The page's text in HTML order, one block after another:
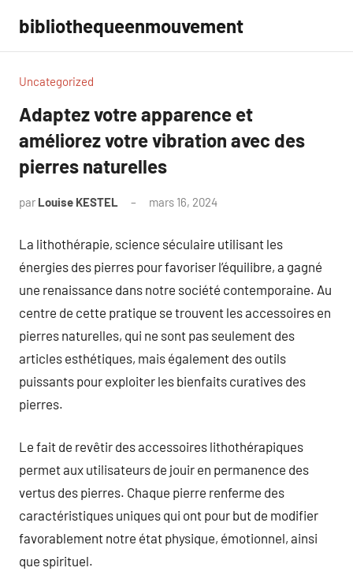
contenu
bibliothequeenmouvement
Uncategorized
Adaptez votre apparence et
améliorez votre vibration avec des
pierres naturelles
par Louise KESTEL mars 16, 2024
La lithothérapie, science séculaire utilisant les
énergies des pierres pour favoriser l’équilibre, a gagné
une renaissance dans notre société contemporaine. Au
centre de cette pratique se trouvent les accessoires en
pierres naturelles, qui ne sont pas seulement des
articles esthétiques, mais également des outils
puissants pour exploiter les bienfaits curatives des
pierres.
Le fait de revêtir des accessoires lithothérapiques
permet aux utilisateurs de jouir en permanence des
vertus des pierres. Chaque pierre renferme des
caractéristiques uniques qui ont pour but de modifier
favorablement notre état physique, émotionnel, ainsi
que spirituel.